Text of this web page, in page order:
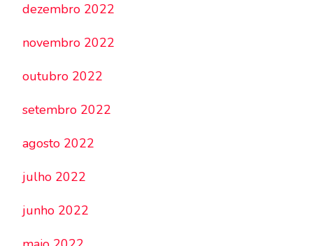
dezembro 2022
novembro 2022
outubro 2022
setembro 2022
agosto 2022
julho 2022
junho 2022